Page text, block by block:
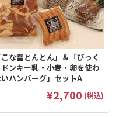
こな雪とんとん」＆「びっく
ドンキー乳・小麦・卵を使わ
ハンバーグ」セットA
¥2,700 (税込)